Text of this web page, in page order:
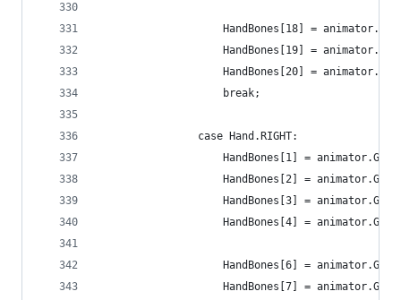
HandBones[18] =
HandBones[19] =
HandBones[20] =
                    break;
                case Hand.RIGHT:
HandBones[1] =
HandBones[2] =
HandBones[3] =
HandBones[4] =
HandBones[6] =
HandBones[7] =